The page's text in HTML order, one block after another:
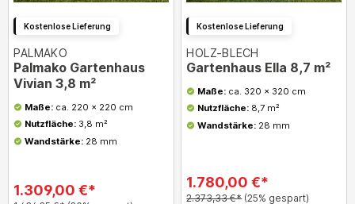
Kostenlose Lieferung
PALMAKO
Palmako Gartenhaus
Vivian 3,8 m²
Maße: ca. 220 x 220 cm
Nutzfläche:3,8 m²
Wandstärke:28 mm
1.309,00 €*
Kostenlose Lieferung
HOLZ-BLECH
Gartenhaus Ella 8,7 m²
Maße:ca. 320 x 320 cm
Nutzfläche: 8,7 m²
Wandstärke: 28 mm
1.780,00 €*
2.373,33 €* (25% gespart)